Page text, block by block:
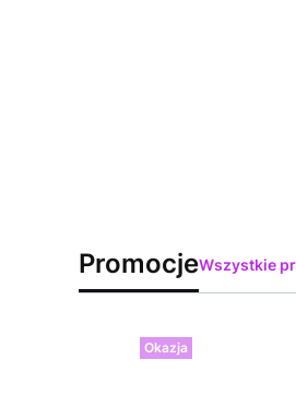
PromocjeWszystkie
Okazja